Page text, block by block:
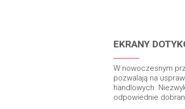
EKRANY
W nowoczesnym
pozwalają na
handlowych.
odpowiednie